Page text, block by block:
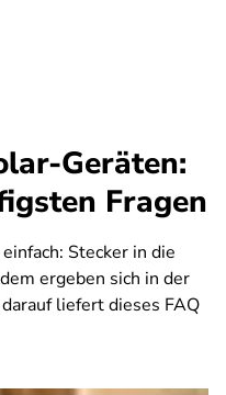
Geräten:
Fragen
Stecker in die
ergeben sich in der
liefert dieses FAQ